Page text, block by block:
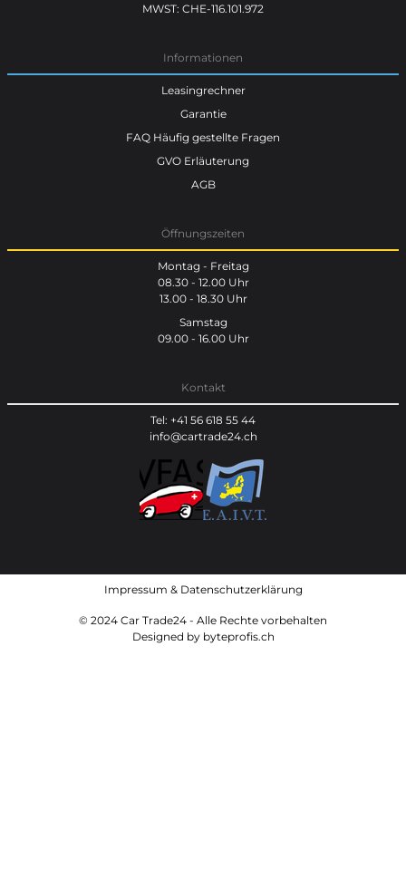
MWST: CHE-116.101.972
Informationen
Leasingrechner
Garantie
FAQ Häufig gestellte Fragen
GVO Erläuterung
AGB
Öffnungszeiten
Montag - Freitag
08.30 - 12.00 Uhr
13.00 - 18.30 Uhr
Samstag
09.00 - 16.00 Uhr
Kontakt
Tel: +41 56 618 55 44
info@cartrade24.ch
Impressum & Datenschutzerklärung
© 2024 Car Trade24 - Alle Rechte vorbehalten
Designed by byteprofis.ch